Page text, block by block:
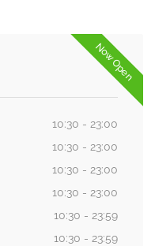
Now Open
10:30 - 23:00
10:30 - 23:00
10:30 - 23:00
10:30 - 23:00
10:30 - 23:59
10:30 - 23:59